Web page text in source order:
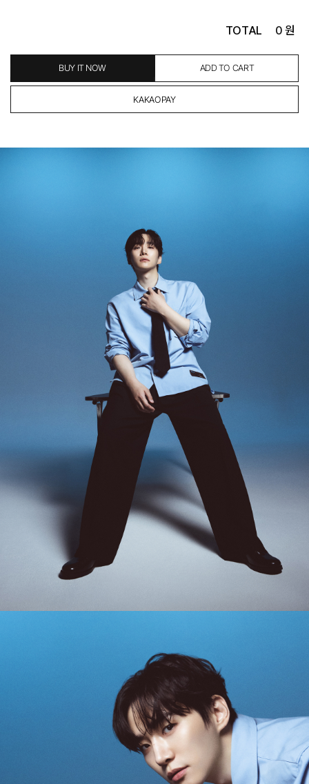
- 네이버페이 교환&반품시 기본 발송지(물류센터)와 회수지(매장)가 다를수 있으니 자동수거 접
(단, 수령 후 7일 이내에 신청해주셔야 합니다.)
2. 공식몰 & 네이버페이에 로그인하셔서, 교환 or 반품 접수.
3. 상품 포장 후 왕복 배송비 (6,000원) 동봉 혹은 본사몰 계좌입금 후,
기사님 방문 시 상품 전달(착불) - 상품 불량, 오배송일 경우 동봉 X, 착불
4. 매장&물류센터 상품 도착 후 교환, 반품 처리 (교환일 경우 상품 확인 후 재발송)
교환, 환불이 불가한 경우 / LIMITATION
- 상품 수령 후 7일 이내 교환 반품 신청하지 않은 경우
- 고객님의 부주의로 상품의 변형, 훼손, 착용한 경우
- 박스가 없거나 상품의 포장이 없을 경우
- (주)파스토조의 제품 품질 보증 기간은 구입일로부터 1년입니다.
- 보증 기간이라 함은 “제조사 과실(봉제, 원단, 부자재)”로 발생된 불량일 경우 제조회사에 보상
(무료 수선, 교환, 환불)을 신청할 수 있는 기간입니다.
- 품질 보증기간 경과 후에는 공정거래위원회에서 고시한 피해 보상기준에 준하여 보상합니다.
- 단, 불량 판정 과정에서 의견 차이가 발생될 수 있으며, 이 경우 고객상담팀으로 요청 주시면, 한
국소비자연맹의 심의 후 심의 결과를 알려드립니다.
- 매장 or 본사 몰 접수 > 심사 & 수선 작업 > 매장 or 본사 몰 > 고객
- AS 접수는 본사 몰(택배),인근 지역 내 매장을 방문하시어 의뢰하여 주시기 바랍니다.
- AS 에 소요되는 기간은 평균적으로 10일이며 수선 작업이 복잡한 경우 3주까지도 소요됩니다.
- 동일한 원단, 부자재를 활용하여 최대한 원상 복구 수선을 원칙으로 합니다.
- 내구성이 다하였거나 오래된 제품일 경우 수선이 불가할 수도 있습니다.
- 수선 유형에 따라 수선비용이 발생할 수 있습니다.
고객센터 / CUSTOMER CENTER
- 1588 - 2209 리버클래시 온라인팀
TOTAL 0 원
BUY IT NOW ADD TO CART